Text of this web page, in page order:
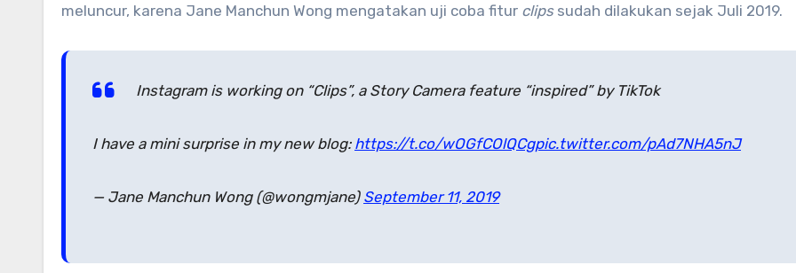
meluncur, karena Jane Manchun Wong mengatakan uji coba fitur clipssudah dilakukan sejak Juli 2019.
Instagram is working on “Clips”, a Story Camera feature “inspired” by TikTok
I have a mini surprise in my new blog: https://t.co/wOGfCOlQCgpic.twitter.com/pAd7NHA5nJ
— Jane Manchun Wong (@wongmjane) September 11, 2019